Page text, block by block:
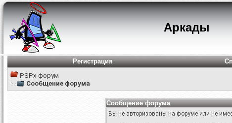
Аркады
Регистрация
PSPx форум
Сообщение форума
Сообщение форума
Вы не авторизованы на форуме или не